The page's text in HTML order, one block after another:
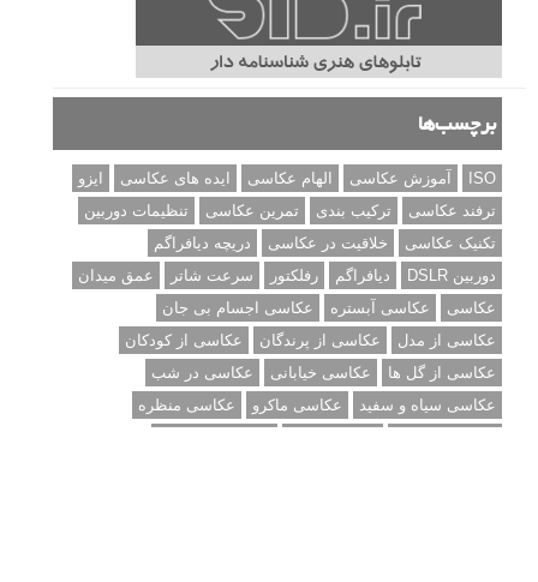
برچسب‌ها
ISO آموزش عکاسی الهام عکاسی ایده های عکاسی
ایزو
ترفند عکاسی
ترکیب بندی تمرین عکاسی
تنظیمات دوربین
تکنیک عکاسی
خلاقیت در عکاسی
دریچه دیافراگم
دوربین DSLR
دیافراگم رفلکتور سرعت شاتر
عمق میدان
عکاسی
عکاسی آبستره
عکاسی اجسام بی جان
عکاسی از مدل
عکاسی از پرندگان
عکاسی از کودکان
عکاسی از گل ها
عکاسی خیابانی
عکاسی در شب
عکاسی سیاه و سفید
عکاسی ماکرو
عکاسی منظره